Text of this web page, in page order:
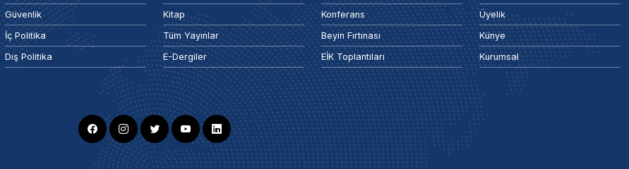
Güvenlik
İç Politika
Dış Politika
Kitap
Tüm Yayınlar
E-Dergiler
Konferans
Beyin Fırtınası
EİK Toplantıları
Üyelik
Künye
Kurumsal